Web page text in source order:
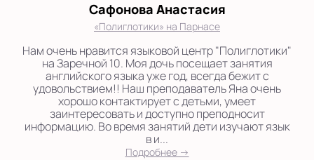
Сафонова Анастасия
«Полиглотики» на Парнасе
Нам очень нравится языковой центр "Полиглотики"
на Заречной 10. Моя дочь посещает занятия
английского языка уже год, всегда бежит с
удовольствием!! Наш преподаватель Яна очень
хорошо контактирует с детьми, умеет
заинтересовать и доступно преподносит
информацию. Во время занятий дети изучают язык
в и...
Подробнее →